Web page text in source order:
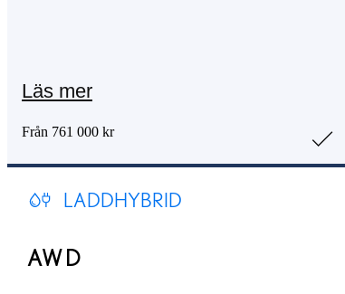
Läs mer
Från 761 000 kr
LADDHYBRID
AWD